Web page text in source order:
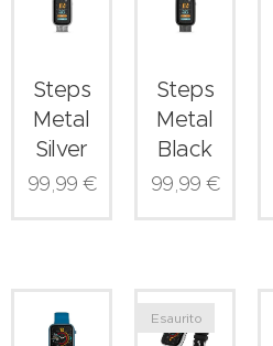
Steps
Metal
Silver
99,99 €
Steps
Metal
Black
99,99 €
Esaurito